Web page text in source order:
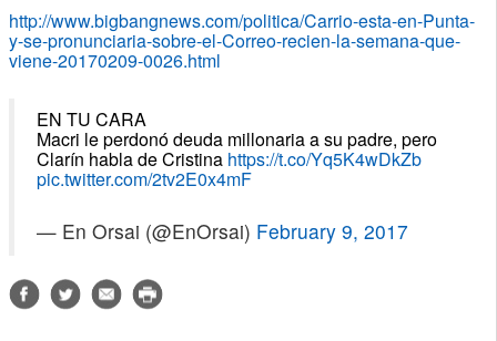
http://www.bigbangnews.com/politica/Carrio-esta-en-Punta-
y-se-pronunciaria-sobre-el-Correo-recien-la-semana-que-
viene-20170209-0026.html
EN TU CARA
Macri le perdonó deuda millonaria a su padre, pero
Clarín habla de Cristina https://t.co/Yq5K4wDkZb
pic.twitter.com/2tv2E0x4mF
— En Orsai (@EnOrsai) February 9, 2017